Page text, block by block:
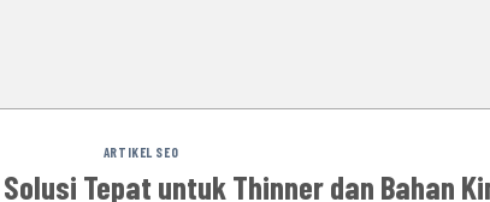
ARTIKEL SEO
Tepat untuk Thinner dan Bahan